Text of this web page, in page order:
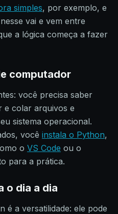
simples, por exemplo, e
vai e vem entre
a lógica começa a fazer
computador
você precisa saber
e colar arquivos e
sistema operacional.
você instala o Python,
o VS Code ou o
para a prática.
o dia a dia
é a versatilidade: ele pode